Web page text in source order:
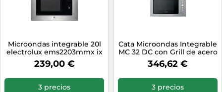
Microondas integrable 20l
electrolux ems2203mmx ix
20l 700w inox
239,00 €
3 precios
Cata Microondas Integrable
MC 32 DC con Grill de acero
inoxidable Capacidad 32
litros Ancho 60 cm 5
Gris
346,62 €
3 precios